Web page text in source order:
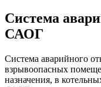
Система
САОГ
Система аварийного
взрывоопасных
назначения, в